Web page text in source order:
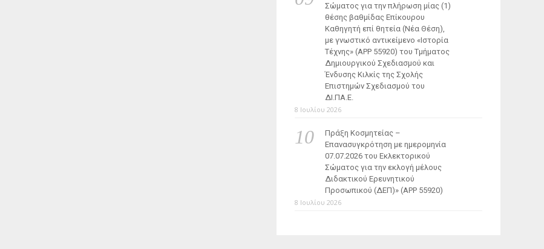
Σώματος για την πλήρωση μίας (1)
θέσης βαθμίδας Επίκουρου
Καθηγητή επί θητεία (Νέα Θέση),
με γνωστικό αντικείμενο «Ιστορία
Τέχνης» (ΑΡΡ 55920) του Τμήματος
Δημιουργικού Σχεδιασμού και
Ένδυσης Κιλκίς της Σχολής
Επιστημών Σχεδιασμού του
ΔΙ.ΠΑ.Ε.
8 Ιουλίου 2026
Πράξη Κοσμητείας –
Επανασυγκρότηση με ημερομηνία
07.07.2026 του Εκλεκτορικού
Σώματος για την εκλογή μέλους
Διδακτικού Ερευνητικού
Προσωπικού (ΔΕΠ)» (APP 55920)
8 Ιουλίου 2026